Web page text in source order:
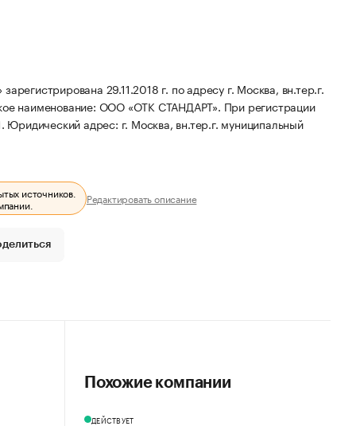
29.11.2018 г. по адресу г. Москва, вн.тер.г.
наименование: ООО «ОТК СТАНДАРТ». При регистрации
Юридический адрес: г. Москва, вн.тер.г. муниципальный
источников. Редактировать описание
Похожие компании
ДЕЙСТВУЕТ